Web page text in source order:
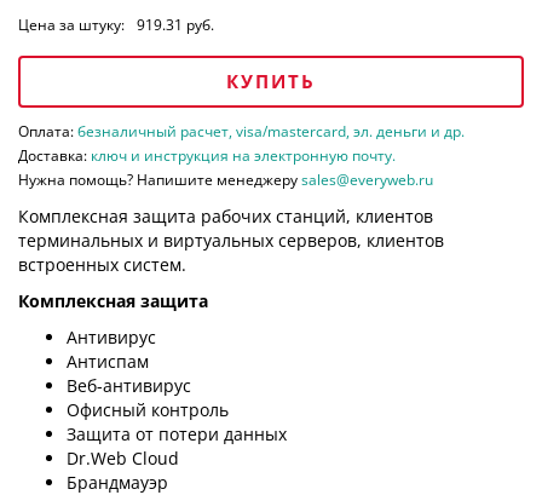
Цена за штуку: 919.31 руб.
КУПИТЬ
Оплата:безналичный расчет, visa/mastercard, эл. деньги и др.
Доставка: ключ и инструкция на электронную почту.
Нужна помощь? Напишите менеджеруsales@everyweb.ru
Комплексная защита рабочих станций, клиентов
терминальных и виртуальных серверов, клиентов
встроенных систем.
Комплексная защита
Антивирус
Антиспам
Веб-антивирус
Офисный контроль
Защита от потери данных
Dr.Web Cloud
Брандмауэр